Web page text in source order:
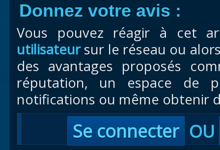
Donnez votre avis :
Vous pouvez réagir à cet
utilisateursur le réseau ou
des avantages proposés
réputation, un espace de
notifications ou même obtenir
Se connecter OU